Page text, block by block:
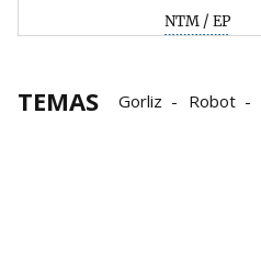
NTM / EP
TEMAS Gorliz Robot